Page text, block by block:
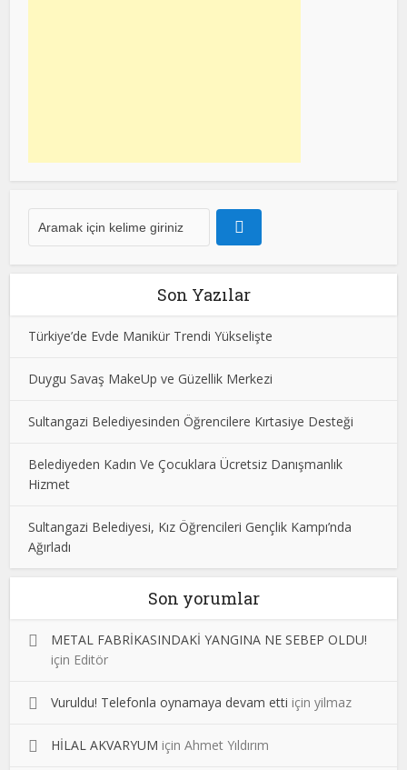
Son Yazılar
Türkiye’de Evde Manikür Trendi Yükselişte
Duygu Savaş MakeUp ve Güzellik Merkezi
Sultangazi Belediyesinden Öğrencilere Kırtasiye Desteği
Belediyeden Kadın Ve Çocuklara Ücretsiz Danışmanlık
Hizmet
Sultangazi Belediyesi, Kız Öğrencileri Gençlik Kampı’nda
Ağırladı
Son yorumlar
METAL FABRİKASINDAKİ YANGINA NE SEBEP OLDU!
için Editör
Vuruldu! Telefonla oynamaya devam etti içinyilmaz
HİLAL AKVARYUM içinAhmet Yıldırım